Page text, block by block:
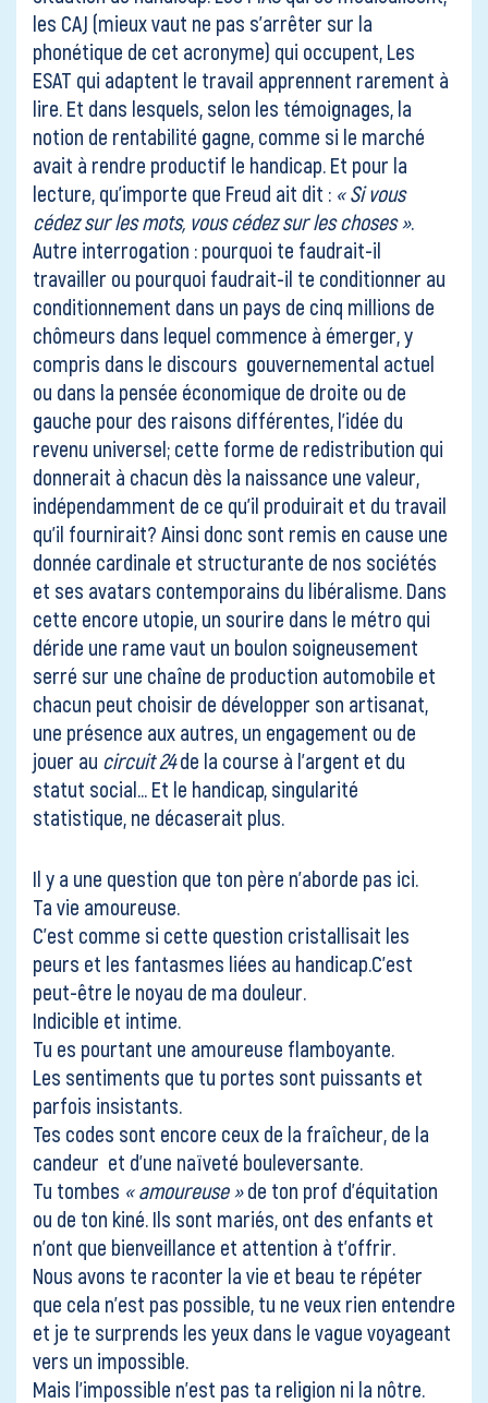
les CAJ (mieux vaut ne pas s’arrêter sur la
phonétique de cet acronyme) qui occupent, Les
ESAT qui adaptent le travail apprennent rarement à
lire. Et dans lesquels, selon les témoignages, la
notion de rentabilité gagne, comme si le marché
avait à rendre productif le handicap. Et pour la
lecture, qu’importe que Freud ait dit : « Si vous
cédez sur les mots, vous cédez sur les choses ».
Autre interrogation : pourquoi te faudrait-il
travailler ou pourquoi faudrait-il te conditionner au
conditionnement dans un pays de cinq millions de
chômeurs dans lequel commence à émerger, y
compris dans le discours gouvernemental actuel
ou dans la pensée économique de droite ou de
gauche pour des raisons différentes, l’idée du
revenu universel; cette forme de redistribution qui
donnerait à chacun dès la naissance une valeur,
indépendamment de ce qu’il produirait et du travail
qu’il fournirait? Ainsi donc sont remis en cause une
donnée cardinale et structurante de nos sociétés
et ses avatars contemporains du libéralisme. Dans
cette encore utopie, un sourire dans le métro qui
déride une rame vaut un boulon soigneusement
serré sur une chaîne de production automobile et
chacun peut choisir de développer son artisanat,
une présence aux autres, un engagement ou de
jouer au circuit 24de la course à l’argent et du
statut social… Et le handicap, singularité
statistique, ne décaserait plus.
Il y a une question que ton père n’aborde pas ici.
Ta vie amoureuse.
C’est comme si cette question cristallisait les
peurs et les fantasmes liées au handicap.C’est
peut-être le noyau de ma douleur.
Indicible et intime.
Tu es pourtant une amoureuse flamboyante.
Les sentiments que tu portes sont puissants et
parfois insistants.
Tes codes sont encore ceux de la fraîcheur, de la
candeur et d’une naïveté bouleversante.
Tu tombes « amoureuse »de ton prof d’équitation
ou de ton kiné. Ils sont mariés, ont des enfants et
n’ont que bienveillance et attention à t’offrir.
Nous avons te raconter la vie et beau te répéter
que cela n’est pas possible, tu ne veux rien entendre
et je te surprends les yeux dans le vague voyageant
vers un impossible.
Mais l’impossible n’est pas ta religion ni la nôtre.